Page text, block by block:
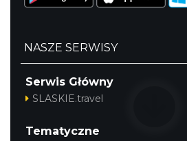
NASZE SERWISY
Serwis Główny
SLASKIE.travel
Tematyczne